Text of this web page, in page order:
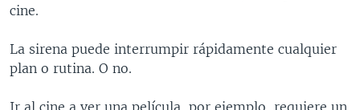
cine.
La sirena puede interrumpir rápidamente cualquier
plan o rutina. O no.
Ir al cine a ver una película, por ejemplo, requiere un